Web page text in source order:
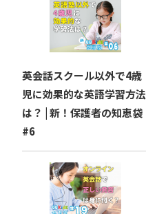
ョ
ン
英会話スクール以外で4歳
児に効果的な英語学習方法
は？ | 新！保護者の知恵袋
#6